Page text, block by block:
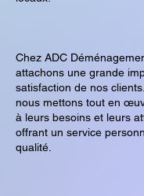
Chez ADC
attachons une grande
satisfaction de nos
nous mettons tout en
à leurs besoins et leurs
offrant un service
qualité.